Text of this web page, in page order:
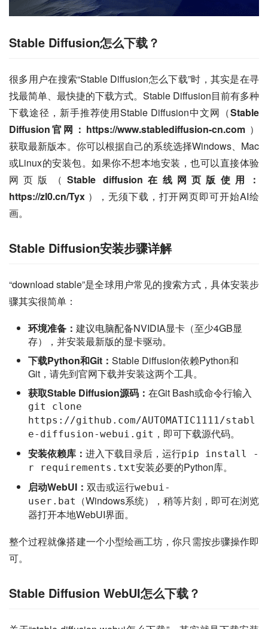
Stable Diffusion怎么下载？
很多用户在搜索“Stable Diffusion怎么下载”时，其实是在寻
找最简单、最快捷的下载方式。Stable Diffusion目前有多种
下载途径，新手推荐使用Stable Diffusion中文网（Stable
Diffusion官网：https://www.stablediffusion-cn.com ）
获取最新版本。你可以根据自己的系统选择Windows、Mac
或Linux的安装包。如果你不想本地安装，也可以直接体验
网页版（ Stable diffusion在线网页版使用：
https://zl0.cn/Tyx ），无须下载，打开网页即可开始AI绘
画。
Stable Diffusion安装步骤详解
“download stable”是全球用户常见的搜索方式，具体安装步
骤其实很简单：
环境准备： 建议电脑配备NVIDIA显卡（至少4GB显
存），并安装最新版的显卡驱动。
下载Python和Git： Stable Diffusion依赖Python和
Git，请先到官网下载并安装这两个工具。
获取Stable Diffusion源码： 在Git Bash或命令行输入
git clone
https://github.com/AUTOMATIC1111/stabl
e-diffusion-webui.git ，即可下载源代码。
安装依赖库： 进入下载目录后，运行pip install -
r requirements.txt安装必要的Python库。
启动WebUI： 双击或运行webui-
user.bat
（Windows系统），稍等片刻，即可在浏览
器打开本地WebUI界面。
整个过程就像搭建一个小型绘画工坊，你只需按步骤操作即
可。
Stable Diffusion WebUI怎么下载？